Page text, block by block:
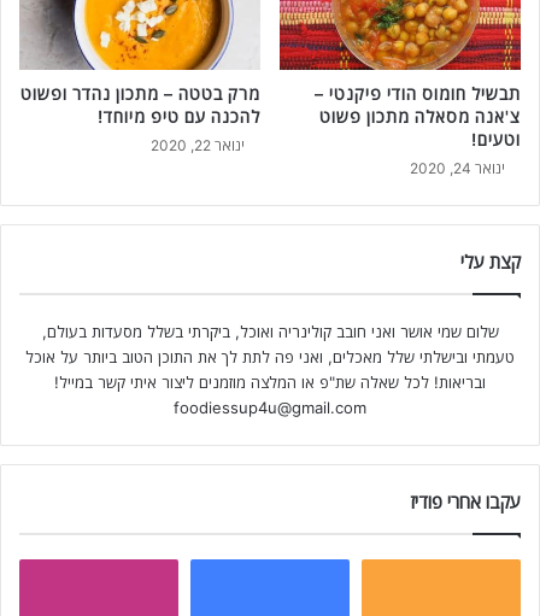
תבשיל חומוס הודי פיקנטי –
צ'אנה מסאלה מתכון פשוט
וטעים!
ינואר 24, 2020
מרק בטטה – מתכון נהדר ופשוט
להכנה עם טיפ מיוחד!
ינואר 22, 2020
קצת עלי
שלום שמי אושר ואני חובב קולינריה ואוכל, ביקרתי בשלל מסעדות בעולם,
טעמתי ובישלתי שלל מאכלים, ואני פה לתת לך את התוכן הטוב ביותר על אוכל
ובריאות! לכל שאלה שת"פ או המלצה מוזמנים ליצור איתי קשר במייל!
foodiessup4u@gmail.com
עקבו אחרי פודיז